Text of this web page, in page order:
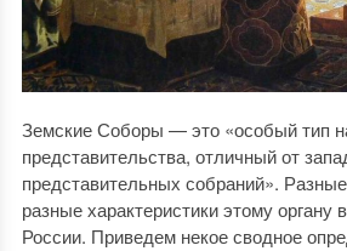
Земские Соборы — это «особый тип
представительства, отличный от
представительных собраний».
разные характеристики этому органу
России. Приведем некое сводное